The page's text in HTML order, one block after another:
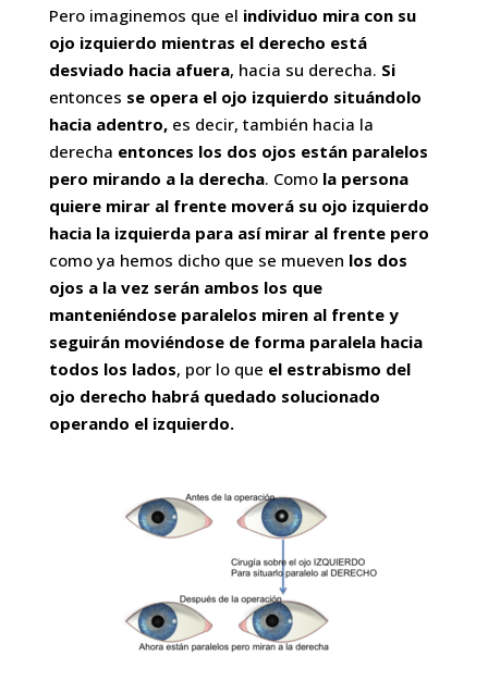
Pero imaginemos que el individuo mira con su
ojo izquierdo mientras el derecho está
desviado hacia afuera, hacia su derecha. Si
entonces se opera el ojo izquierdo situándolo
hacia adentro,es decir, también hacia la
derecha entonces los dos ojos están paralelos
pero mirando a la derecha. Comola persona
quiere mirar al frente moverá su ojo izquierdo
hacia la izquierda para así mirar al frente pero
como ya hemos dicho que se mueven los dos
ojos a la vez serán ambos los que
manteniéndose paralelos miren al frente y
seguirán moviéndose de forma paralela hacia
todos los lados, por lo que el estrabismo del
ojo derecho habrá quedado solucionado
operando el izquierdo.